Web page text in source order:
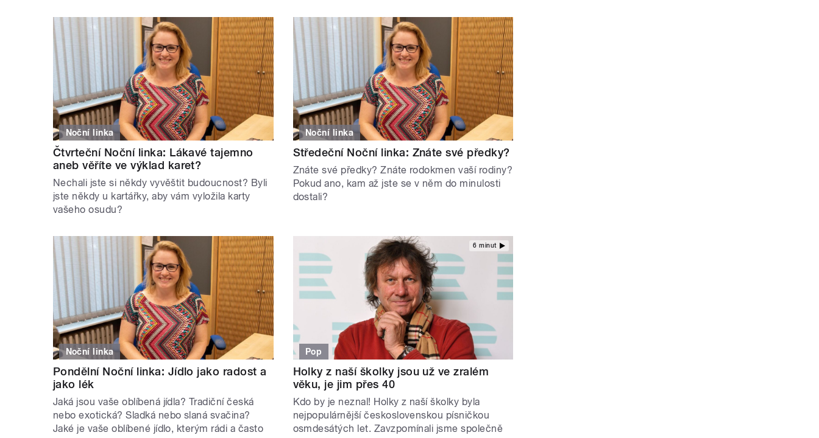
Noční linka
Čtvrteční Noční linka: Lákavé tajemno
aneb věříte ve výklad karet?
Nechali jste si někdy vyvěštit budoucnost? Byli
jste někdy u kartářky, aby vám vyložila karty
vašeho osudu?
Noční linka
Středeční Noční linka: Znáte své předky?
Znáte své předky? Znáte rodokmen vaší rodiny?
Pokud ano, kam až jste se v něm do minulosti
dostali?
Noční linka
Pondělní Noční linka: Jídlo jako radost a
jako lék
Jaká jsou vaše oblíbená jídla? Tradiční česká
nebo exotická? Sladká nebo slaná svačina?
Jaké je vaše oblíbené jídlo, kterým rádi a často
6 minut
Pop
Holky z naší školky jsou už ve zralém
věku, je jim přes 40
Kdo by je neznal! Holky z naší školky byla
nejpopulárnější československou písničkou
osmdesátých let. Zavzpomínali jsme společně